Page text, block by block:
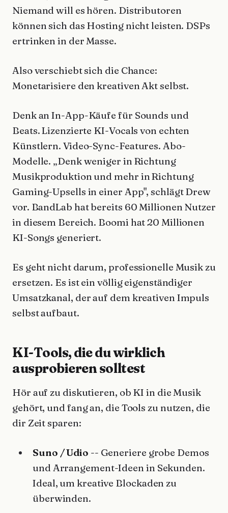
Niemand will es hören. Distributoren
können sich das Hosting nicht leisten. DSPs
ertrinken in der Masse.
Also verschiebt sich die Chance:
Monetarisiere den kreativen Akt selbst.
Denk an In-App-Käufe für Sounds und
Beats. Lizenzierte KI-Vocals von echten
Künstlern. Video-Sync-Features. Abo-
Modelle. „Denk weniger in Richtung
Musikproduktion und mehr in Richtung
Gaming-Upsells in einer App", schlägt Drew
vor. BandLab hat bereits 60 Millionen Nutzer
in diesem Bereich. Boomi hat 20 Millionen
KI-Songs generiert.
Es geht nicht darum, professionelle Musik zu
ersetzen. Es ist ein völlig eigenständiger
Umsatzkanal, der auf dem kreativen Impuls
selbst aufbaut.
KI-Tools, die du wirklich
ausprobieren solltest
Hör auf zu diskutieren, ob KI in die Musik
gehört, und fang an, die Tools zu nutzen, die
dir Zeit sparen:
Suno / Udio -- Generiere grobe Demos
und Arrangement-Ideen in Sekunden.
Ideal, um kreative Blockaden zu
überwinden.